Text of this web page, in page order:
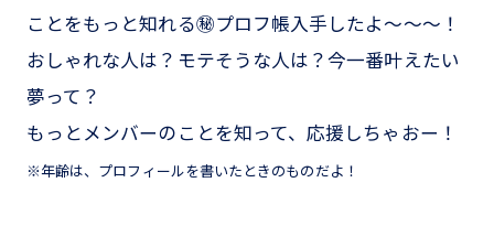
ことをもっと知れる㊙プロフ帳入手したよ～～～！
おしゃれな人は？モテそうな人は？今一番叶えたい
夢って？
もっとメンバーのことを知って、応援しちゃおー！
※年齢は、プロフィールを書いたときのものだよ！